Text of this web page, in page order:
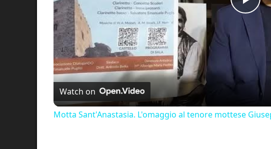
Watch on
Motta Sant'Anastasia. L'omaggio al tenore mottese